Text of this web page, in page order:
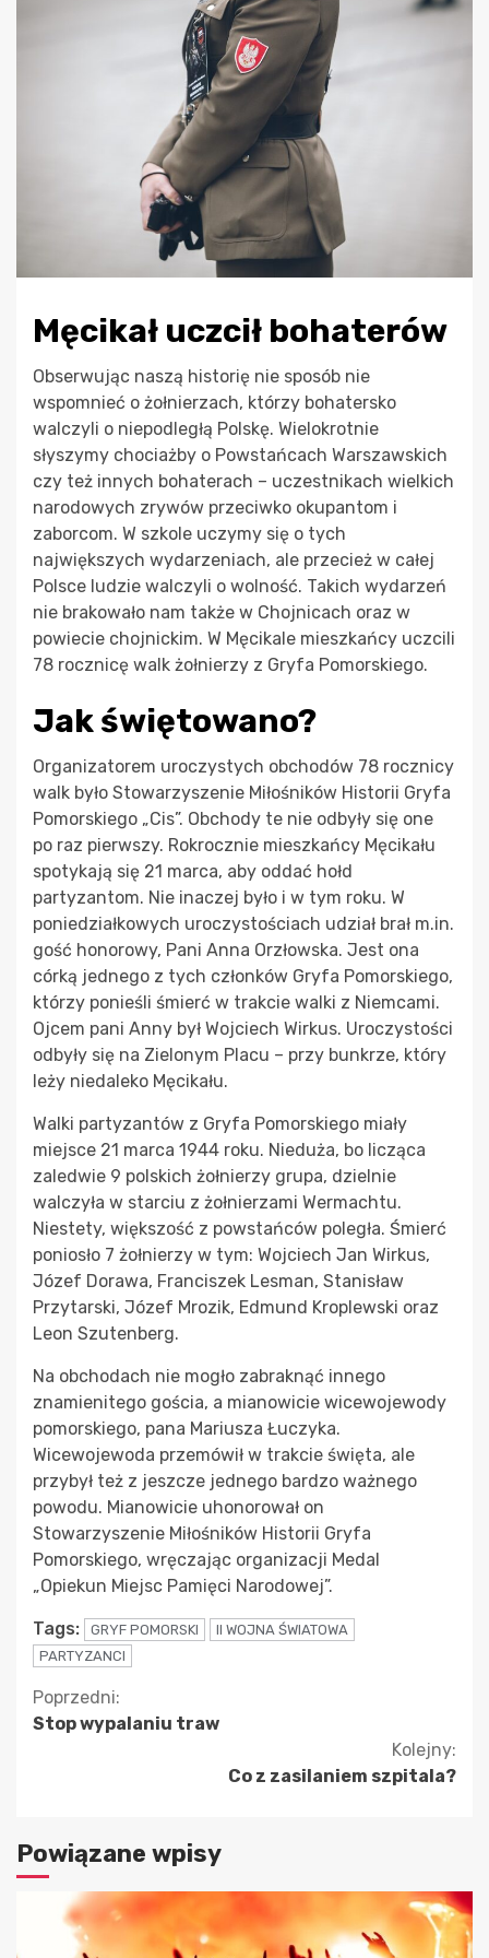
Męcikał uczcił bohaterów
Obserwując naszą historię nie sposób nie
wspomnieć o żołnierzach, którzy bohatersko
walczyli o niepodległą Polskę. Wielokrotnie
słyszymy chociażby o Powstańcach Warszawskich
czy też innych bohaterach – uczestnikach wielkich
narodowych zrywów przeciwko okupantom i
zaborcom. W szkole uczymy się o tych
największych wydarzeniach, ale przecież w całej
Polsce ludzie walczyli o wolność. Takich wydarzeń
nie brakowało nam także w Chojnicach oraz w
powiecie chojnickim. W Męcikale mieszkańcy uczcili
78 rocznicę walk żołnierzy z Gryfa Pomorskiego.
Jak świętowano?
Organizatorem uroczystych obchodów 78 rocznicy
walk było Stowarzyszenie Miłośników Historii Gryfa
Pomorskiego „Cis”. Obchody te nie odbyły się one
po raz pierwszy. Rokrocznie mieszkańcy Męcikału
spotykają się 21 marca, aby oddać hołd
partyzantom. Nie inaczej było i w tym roku. W
poniedziałkowych uroczystościach udział brał m.in.
gość honorowy, Pani Anna Orzłowska. Jest ona
córką jednego z tych członków Gryfa Pomorskiego,
którzy ponieśli śmierć w trakcie walki z Niemcami.
Ojcem pani Anny był Wojciech Wirkus. Uroczystości
odbyły się na Zielonym Placu – przy bunkrze, który
leży niedaleko Męcikału.
Walki partyzantów z Gryfa Pomorskiego miały
miejsce 21 marca 1944 roku. Nieduża, bo licząca
zaledwie 9 polskich żołnierzy grupa, dzielnie
walczyła w starciu z żołnierzami Wermachtu.
Niestety, większość z powstańców poległa. Śmierć
poniosło 7 żołnierzy w tym: Wojciech Jan Wirkus,
Józef Dorawa, Franciszek Lesman, Stanisław
Przytarski, Józef Mrozik, Edmund Kroplewski oraz
Leon Szutenberg.
Na obchodach nie mogło zabraknąć innego
znamienitego gościa, a mianowicie wicewojewody
pomorskiego, pana Mariusza Łuczyka.
Wicewojewoda przemówił w trakcie święta, ale
przybył też z jeszcze jednego bardzo ważnego
powodu. Mianowicie uhonorował on
Stowarzyszenie Miłośników Historii Gryfa
Pomorskiego, wręczając organizacji Medal
„Opiekun Miejsc Pamięci Narodowej”.
Tags: GRYF POMORSKI
II WOJNA ŚWIATOWA
PARTYZANCI
Kontynuuj
Poprzedni:
Stop wypalaniu traw
Kolejny:
Co z zasilaniem szpitala?
Powiązane wpisy